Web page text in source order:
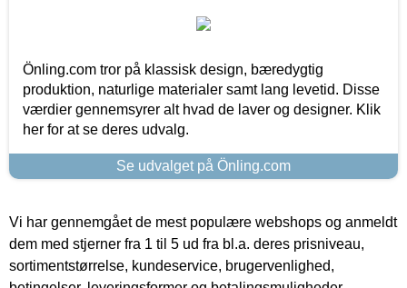
Önling.com tror på klassisk design, bæredygtig
produktion, naturlige materialer samt lang levetid. Disse
værdier gennemsyrer alt hvad de laver og designer. Klik
her for at se deres udvalg.
Se udvalget på Önling.com
Vi har gennemgået de mest populære webshops og anmeldt
dem med stjerner fra 1 til 5 ud fra bl.a. deres prisniveau,
sortimentstørrelse, kundeservice, brugervenlighed,